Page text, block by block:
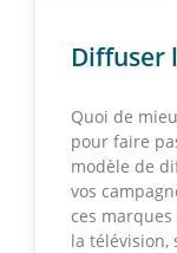
Diffuser
Quoi de
pour faire
modèle de
vos
ces
la télévision,